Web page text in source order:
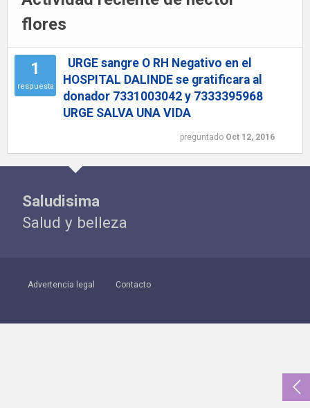
flores
1
respuesta
URGE sangre O RH Negativo en el
HOSPITAL DALINDE se gratificara al
donador 7331003042 y 7333395968
URGE SALVA UNA VIDA
preguntado Oct 12, 2016
Saludisima
Salud y belleza
Advertencia legal Contacto